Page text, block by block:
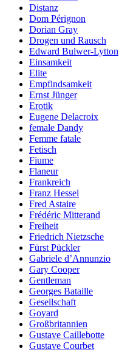
Distanz
Dom Pérignon
Dorian Gray
Drogen und Rausch
Edward Bulwer-Lytton
Einsamkeit
Elite
Empfindsamkeit
Ernst Jünger
Erotik
Eugene Delacroix
female Dandy
Femme fatale
Fetisch
Fiume
Flaneur
Frankreich
Franz Hessel
Fred Astaire
Frédéric Mitterand
Freiheit
Friedrich Nietzsche
Fürst Pückler
Gabriele d’Annunzio
Gary Cooper
Gentleman
Georges Bataille
Gesellschaft
Goyard
Großbritannien
Gustave Caillebotte
Gustave Courbet